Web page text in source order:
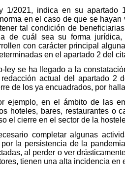
1/2021, indica en su
en el caso de que se
tal condición de
de cuál sea su forma
con carácter principal
en el apartado 2 del
ley se ha llegado a la
actual del apartado 2
de los ya encuadrados, por
ejemplo, en el ámbito de las
hoteles, bares, restaurantes o
el cierre en el sector de la
completar algunas
la persistencia de la
al perder o ver
tienen una alta incidencia en